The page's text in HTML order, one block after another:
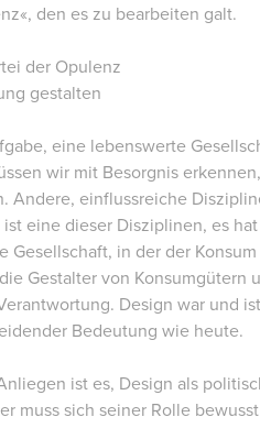
den es zu bearbeiten galt.
der Opulenz
gestalten
eine lebenswerte
wir mit Besorgnis
Andere, einflussreiche
ist eine dieser Disziplinen, es
Gesellschaft, in der der
Gestalter von Konsumgütern
Design war und
Bedeutung wie heute.
ist es, Design als
muss sich seiner Rolle